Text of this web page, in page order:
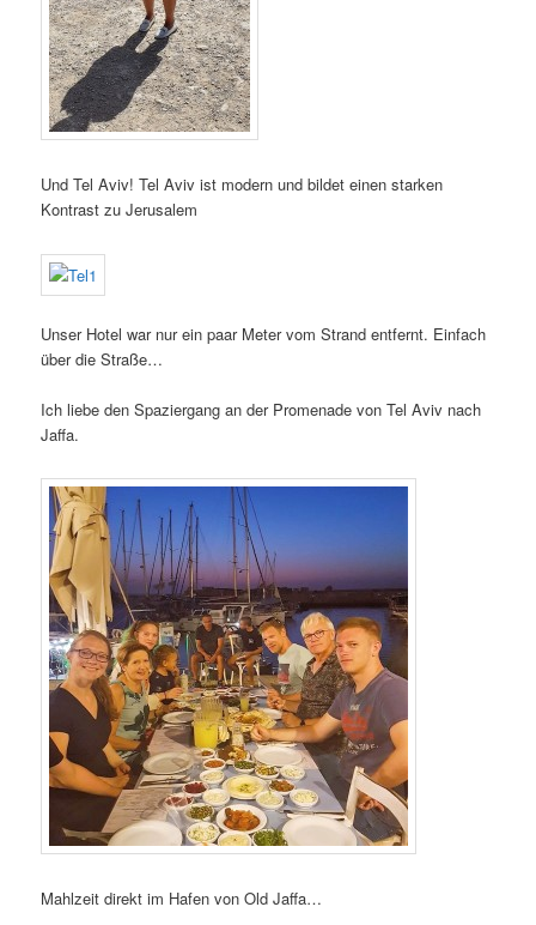
Und Tel Aviv! Tel Aviv ist modern und bildet einen starken
Kontrast zu Jerusalem
Unser Hotel war nur ein paar Meter vom Strand entfernt. Einfach
über die Straße…
Ich liebe den Spaziergang an der Promenade von Tel Aviv nach
Jaffa.
Mahlzeit direkt im Hafen von Old Jaffa…